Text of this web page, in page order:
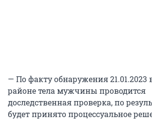
— По факту обнаружения
районе тела мужчины проводится
доследственная проверка, по
будет принято процессуальное